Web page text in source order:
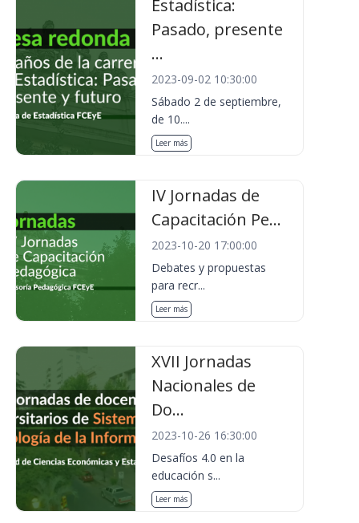
Estadística:
Pasado, presente
...
2023-09-02 10:30:00
Sábado 2 de septiembre,
de 10....
Leer más
IV Jornadas de
Capacitación Pe...
2023-10-20 17:00:00
Debates y propuestas
para recr...
Leer más
XVII Jornadas
Nacionales de
Do...
2023-10-26 16:30:00
Desafíos 4.0 en la
educación s...
Leer más